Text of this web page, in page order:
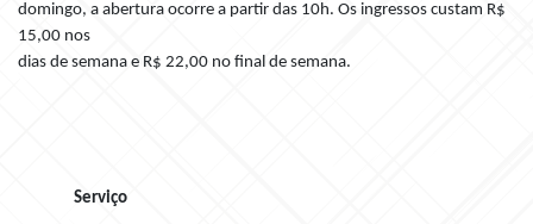
domingo, a abertura ocorre a partir das 10h. Os ingressos custam R$
15,00 nos
dias de semana e R$ 22,00 no final de semana.
Serviço